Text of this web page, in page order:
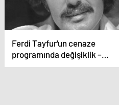
Ferdi Tayfur'un cenaze
programında değişiklik –
Magazin haberleri